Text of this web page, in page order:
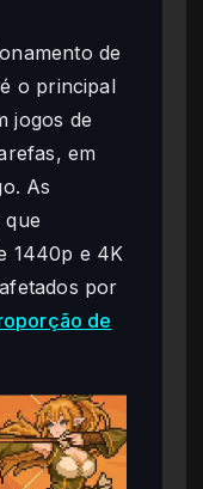
de
o principal
jogos de
em
As
que
1440p e 4K
por
de